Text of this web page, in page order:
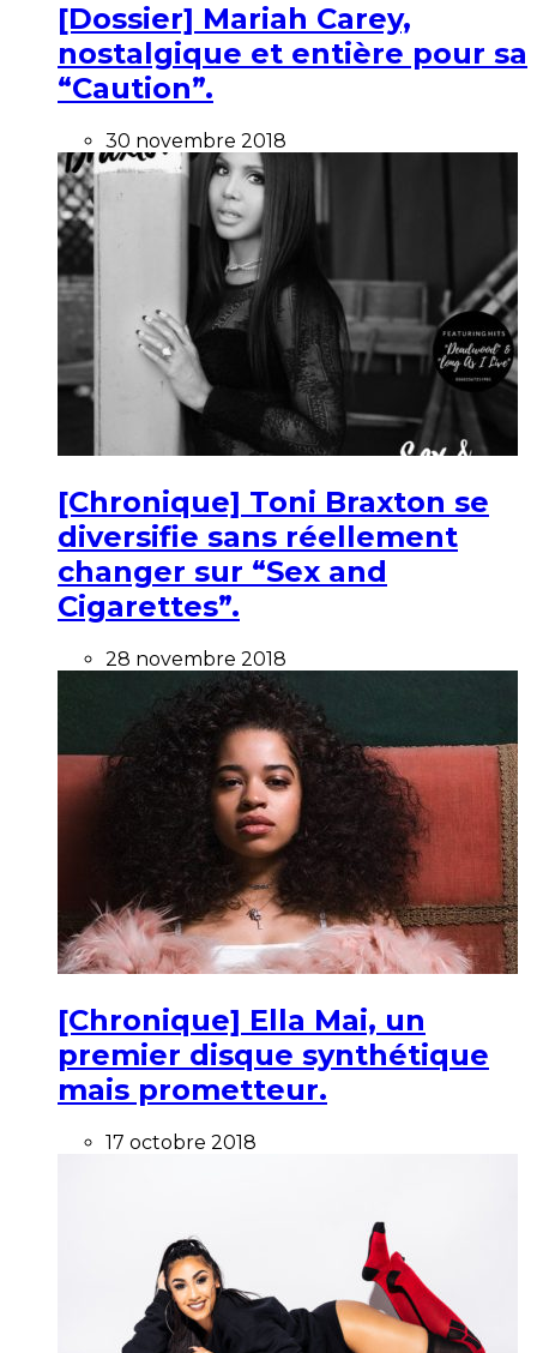
[Dossier] Mariah Carey,
nostalgique et entière pour sa
“Caution”.
30 novembre 2018
[Chronique] Toni Braxton se
diversifie sans réellement
changer sur “Sex and
Cigarettes”.
28 novembre 2018
[Chronique] Ella Mai, un
premier disque synthétique
mais prometteur.
17 octobre 2018